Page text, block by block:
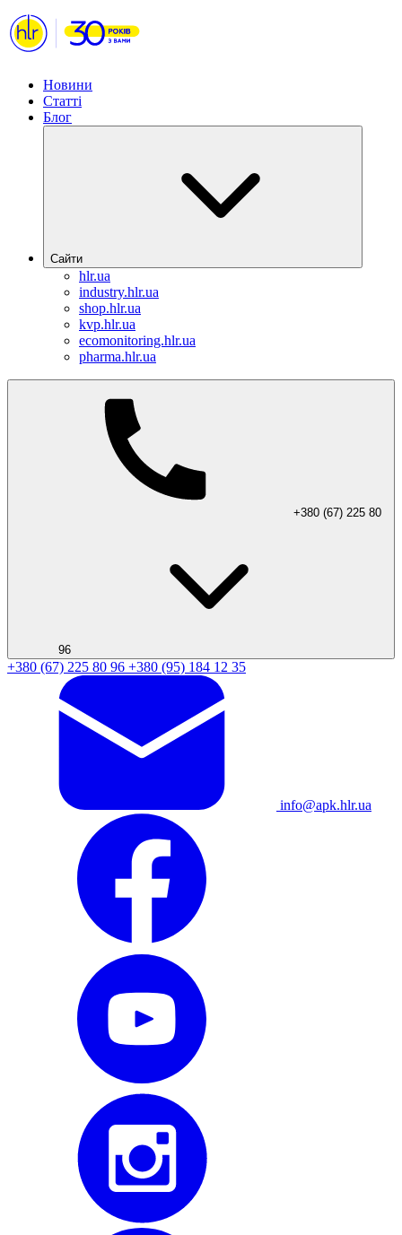
Новини
Статті
Блог
Сайти
hlr.ua
industry.hlr.ua
shop.hlr.ua
kvp.hlr.ua
ecomonitoring.hlr.ua
pharma.hlr.ua
+380 (67) 225 80
96
+380 (67) 225 80 96 +380 (95) 184 12 35
info@apk.hlr.ua